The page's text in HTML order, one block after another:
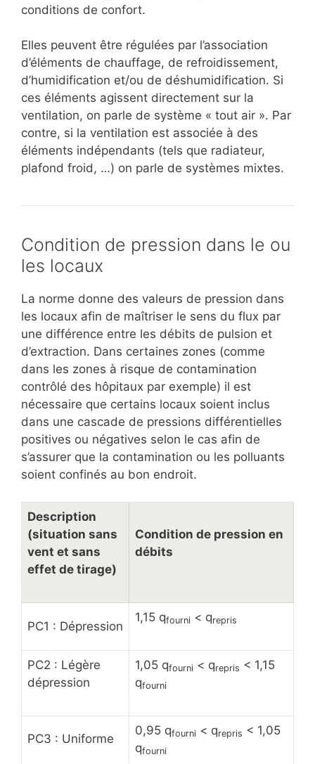
conditions de confort.
Elles peuvent être régulées par l’association
d’éléments de chauffage, de refroidissement,
d’humidification et/ou de déshumidification. Si
ces éléments agissent directement sur la
ventilation, on parle de système « tout air ». Par
contre, si la ventilation est associée à des
éléments indépendants (tels que radiateur,
plafond froid, …) on parle de systèmes mixtes.
Condition de pression dans le ou
les locaux
La norme donne des valeurs de pression dans
les locaux afin de maîtriser le sens du flux par
une différence entre les débits de pulsion et
d’extraction. Dans certaines zones (comme
dans les zones à risque de contamination
contrôlé des hôpitaux par exemple) il est
nécessaire que certains locaux soient inclus
dans une cascade de pressions différentielles
positives ou négatives selon le cas afin de
s’assurer que la contamination ou les polluants
soient confinés au bon endroit.
Description
(situation sans
vent et sans
effet de tirage)
Condition de pression en
débits
PC1 : Dépression
1,15 qfourni < qrepris
PC2 : Légère
dépression
1,05 qfourni < qrepris < 1,15
qfourni
PC3 : Uniforme
0,95 qfourni < qrepris < 1,05
qfourni